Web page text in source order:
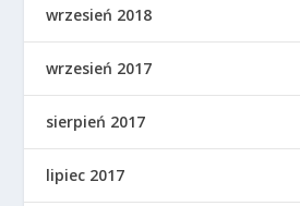
wrzesień 2018
wrzesień 2017
sierpień 2017
lipiec 2017